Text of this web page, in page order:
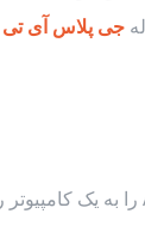
جی پلاس آی تی